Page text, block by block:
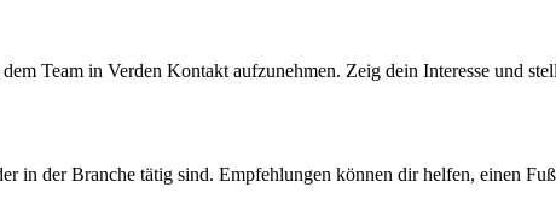
Team in Verden Kontakt aufzunehmen. Zeig dein Interesse und
in der Branche tätig sind. Empfehlungen können dir helfen, einen